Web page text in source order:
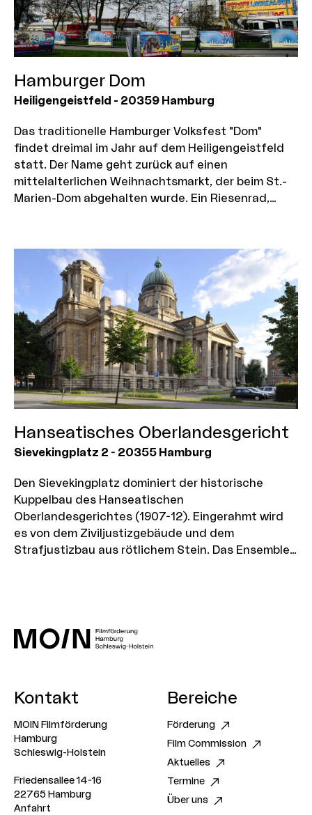
Hamburger Dom
Heiligengeistfeld - 20359 Hamburg
Das traditionelle Hamburger Volksfest "Dom"
findet dreimal im Jahr auf dem Heiligengeistfeld
statt. Der Name geht zurück auf einen
mittelalterlichen Weihnachtsmarkt, der beim St.-
Marien-Dom abgehalten wurde. Ein Riesenrad,
Fahrgeschäften und Festzelten. An jedem Freitag
beschließt ein großes Feuerwerk den Abend. Fotos
1 und 2: FFHSH, Foto 3: Hamburg Mediaserver,
Frank Scymanska
Hanseatisches Oberlandesgericht
Sievekingplatz 2 - 20355 Hamburg
Den Sievekingplatz dominiert der historische
Kuppelbau des Hanseatischen
Oberlandesgerichtes (1907-12). Eingerahmt wird
es von dem Ziviljustizgebäude und dem
Strafjustizbau aus rötlichem Stein. Das Ensemble
Eingangsportal sowie die historischen Ecksäle und
die Bibliothek interessant.
Kontakt
MOIN Filmförderung
Hamburg
Schleswig-Holstein
Friedensallee 14-16
22765 Hamburg
Anfahrt
Bereiche
Förderung
Film Commission
Aktuelles
Termine
Über uns